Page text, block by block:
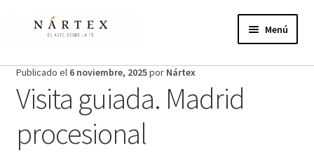
Menú
Inicio
Actividades
Publicado el 6 noviembre, 2025por Nártex
Visita guiada. Madrid
procesional